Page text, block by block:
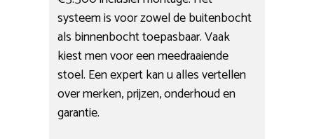
systeem is voor zowel de buitenbocht
als binnenbocht toepasbaar. Vaak
kiest men voor een meedraaiende
stoel. Een expert kan u alles vertellen
over merken, prijzen, onderhoud en
garantie.